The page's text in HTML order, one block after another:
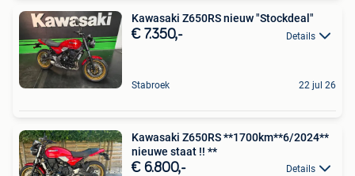
Kawasaki Z650RS nieuw "Stockdeal"
€ 7.350,- Details
Stabroek 22 jul 26
Kawasaki Z650RS **1700km**6/2024**
nieuwe staat !! **
€ 6.800,- Details